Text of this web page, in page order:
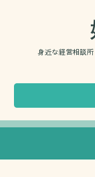
身近な経営相談